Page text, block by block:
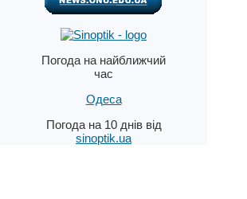
Погода на найближчий
час
Одеса
Погода на 10 днів від
sinoptik.ua